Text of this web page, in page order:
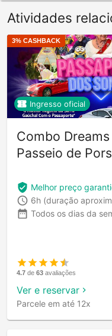
Atividades
3% CASHBACK
Ingresso oficial
Combo Dreams
Passeio de
Melhor preço
6h (duração
Todos os dias da
4.7 de 63 avaliações
Ver e reservar
Parcele em até 12x